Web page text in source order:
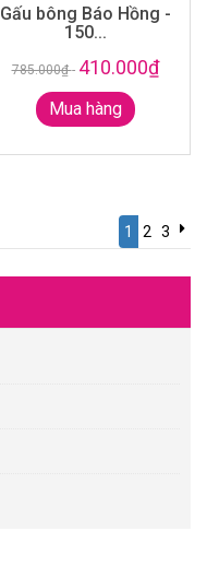
Gấu bông Báo Hồng -
150...
785.000₫- 410.000₫
Mua hàng
1 2 3